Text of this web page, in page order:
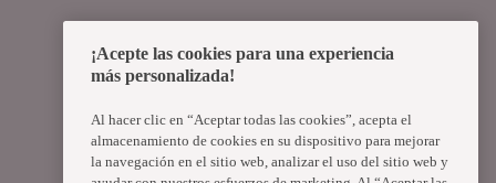
¡Acepte las cookies para una experiencia
más personalizada!
Al hacer clic en “Aceptar todas las cookies”, acepta el
almacenamiento de cookies en su dispositivo para mejorar
la navegación en el sitio web, analizar el uso del sitio web y